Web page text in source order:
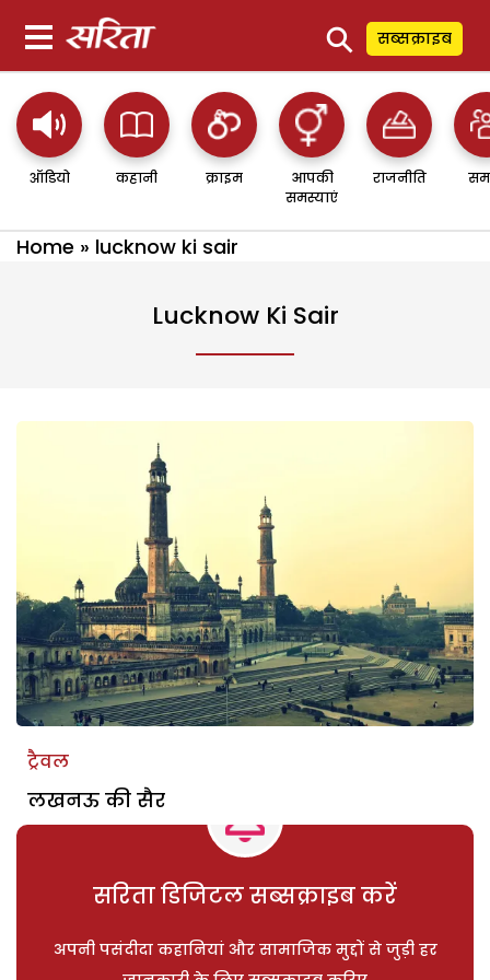
⚲ सब्सक्राइब
ऑडियो कहानी क्राइम
आपकी
समस्याएं
राजनीति
Home » lucknow ki sair
Lucknow Ki Sair
ट्रैवल
लखनऊ की सैर
सरिता डिजिटल सब्सक्राइब करें
अपनी पसंदीदा कहानियां और सामाजिक मुद्दों से जुड़ी हर